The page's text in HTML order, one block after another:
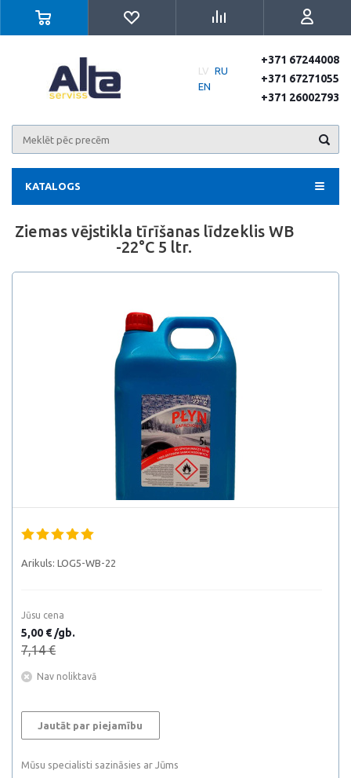
LV RU
EN
+371 67244008
+371 67271055
+371 26002793
KATALOGS
Ziemas vējstikla tīrīšanas līdzeklis WB
-22°С 5 ltr.
Arikuls: LOG5-WB-22
Jūsu cena
5,00 € /gb.
7,14 €
Nav noliktavā
Jautāt par piejamību
Mūsu specialisti sazināsies ar Jūms